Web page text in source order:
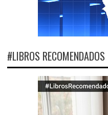
#LIBROS RECOMENDADOS